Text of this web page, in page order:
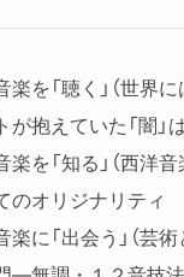
を「聴く」（世界
が抱えていた「闇
を「知る」（西洋
のオリジナリティ
に「出会う」（芸